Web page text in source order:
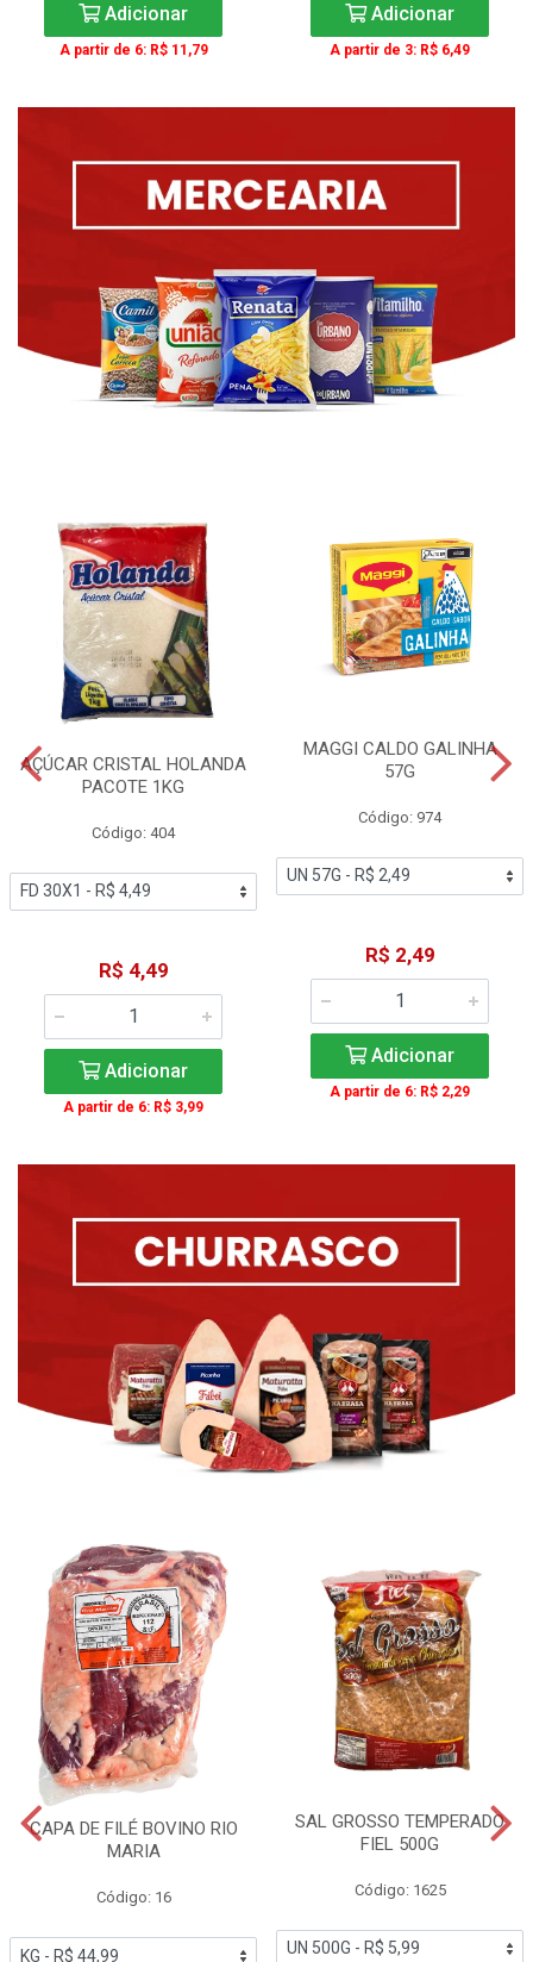
Adicionar
A partir de 6: R$ 11,79
Adicionar
A partir de 3: R$ 6,49
AÇÚCAR CRISTAL HOLANDA
PACOTE 1KG
Código: 404
R$ 4,49
Adicionar
A partir de 6: R$ 3,99
MAGGI CALDO GALINHA
57G
Código: 974
R$ 2,49
Adicionar
A partir de 6: R$ 2,29
CAPA DE FILÉ BOVINO RIO
MARIA
Código: 16
SAL GROSSO TEMPERADO
FIEL 500G
Código: 1625